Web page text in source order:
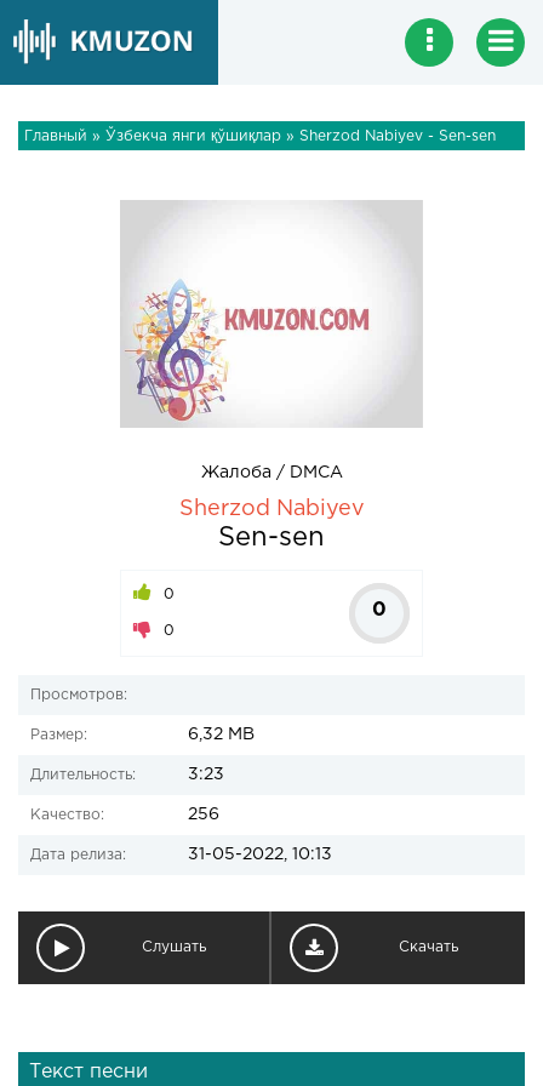
Главный » Ўзбекча янги қўшиқлар » Sherzod Nabiyev - Sen-sen
Жалоба / DMCA
Sherzod Nabiyev
Sen-sen
0
0
0
Просмотров:
Размер: 6,32 MB
Длительность: 3:23
Качество: 256
Дата релиза: 31-05-2022, 10:13
Слушать Скачать
Текст песни